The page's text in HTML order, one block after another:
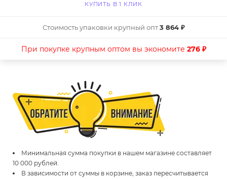
КУПИТЬ В 1 КЛИК
Стоимость упаковки крупный опт3 864 ₽
При покупке крупным оптом вы экономите 276 ₽
Минимальная сумма покупки в нашем магазине составляет
10 000 рублей.
В зависимости от суммы в корзине, заказ пересчитывается